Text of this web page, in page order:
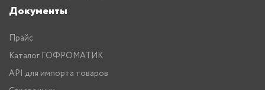
Документы
Прайс
Каталог ГОФРОМАТИК
API для импорта товаров